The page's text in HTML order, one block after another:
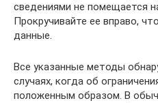
сведениями не помещается
Прокручивайте ее вправо,
данные.
Все указанные методы
случаях, когда об
положенным образом. В